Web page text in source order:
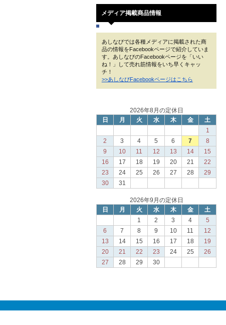
メディア掲載商品情報
あしなびでは各種メディアに掲載された商
品の情報をFacebookページで紹介していま
す。あしなびのFacebookページを「いい
ね！」して売れ筋情報をいち早くキャッ
チ！
>>あしなびFacebookページはこちら
2026年8月の定休日
日
月 火 水 木 金
土
1
2
3 4 5 6 7
8
9
10 11 12 13 14
15
16
17 18 19 20 21
22
23
24 25 26 27 28
29
30
31
2026年9月の定休日
日
月 火 水 木 金
土
1
2 3 4
5
6
7 8 9 10 11
12
13
14 15 16 17 18
19
20
21 22 23 24 25
26
27
28 29 30